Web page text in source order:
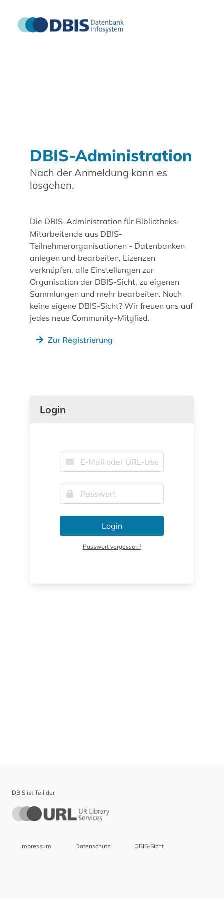
DBIS-Administration
Nach der Anmeldung kann es
losgehen.
Die DBIS-Administration für Bibliotheks-
Mitarbeitende aus DBIS-
Teilnehmerorganisationen - Datenbanken
anlegen und bearbeiten, Lizenzen
verknüpfen, alle Einstellungen zur
Organisation der DBIS-Sicht, zu eigenen
Sammlungen und mehr bearbeiten. Noch
keine eigene DBIS-Sicht? Wir freuen uns auf
jedes neue Community-Mitglied.
Zur Registrierung
Login
Login
Passwort vergessen?
DBIS ist Teil der
Impressum Datenschutz DBIS-Sicht